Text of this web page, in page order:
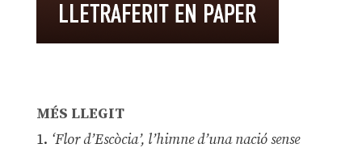
MÉS LLEGIT
1. ‘Flor d’Escòcia’, l’himne d’una nació sense